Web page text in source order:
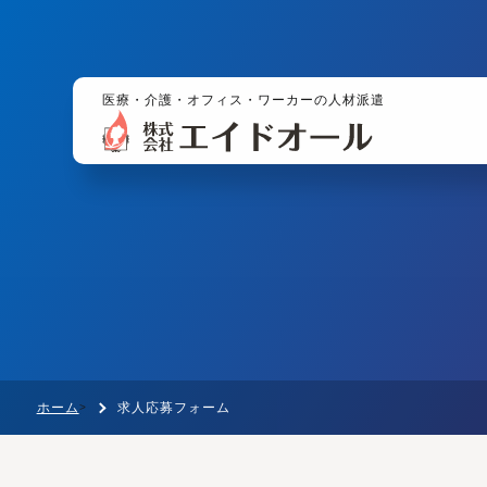
医療・介護・オフィス・ワーカーの人材派遣
ホーム> 求人応募フォーム